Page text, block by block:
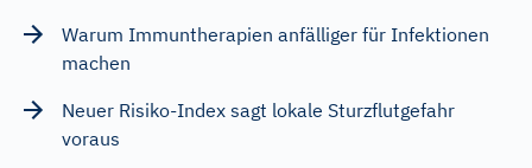
Warum Immuntherapien anfälliger für Infektionen
machen
Neuer Risiko-Index sagt lokale Sturzflutgefahr
voraus